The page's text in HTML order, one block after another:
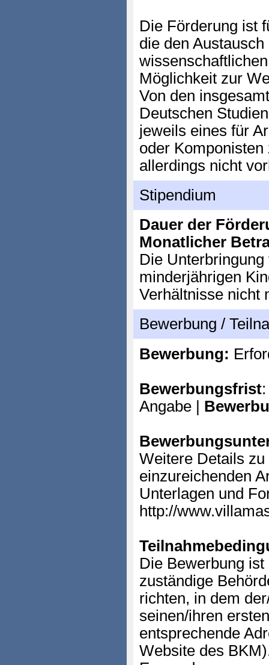
Die Förderung ist
die den
Möglichkeit zur
Von den
Deutschen
jeweils eines für
oder
allerdings nicht
Stipendium
Dauer der
Monatlicher
Die
minderjährigen
Verhältnisse nicht
Bewerbung /
Bewerbung:
Bewerbungsfrist
Angabe |
Weitere Details
einzureichenden
Unterlagen und
http://
Die Bewerbung
zuständige
richten, in dem
seinen/ihren
entsprechende
Website des